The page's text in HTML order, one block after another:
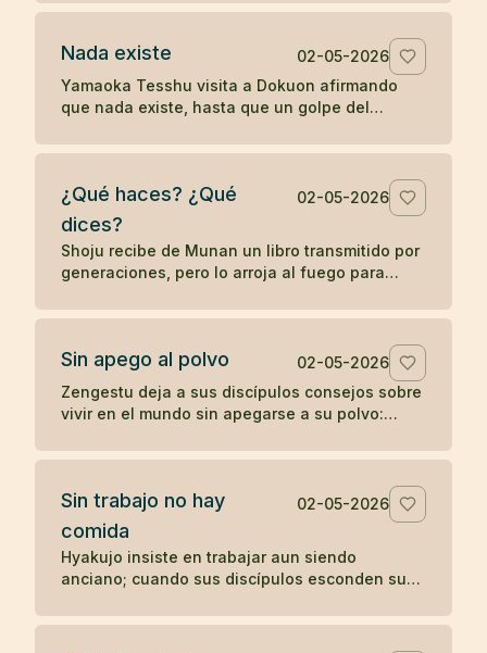
palabras sin despertar.
Nada existe
02-05-2026
Yamaoka Tesshu visita a Dokuon afirmando
que nada existe, hasta que un golpe del
con fuerza.
¿Qué haces? ¿Qué
dices?
02-05-2026
Shoju recibe de Munan un libro transmitido por
generaciones, pero lo arroja al fuego para
de un símbolo.
Sin apego al polvo
02-05-2026
Zengestu deja a sus discípulos consejos sobre
vivir en el mundo sin apegarse a su polvo:
Sin trabajo no hay
comida
02-05-2026
Hyakujo insiste en trabajar aun siendo
anciano; cuando sus discípulos esconden sus
comprenden su enseñanza.